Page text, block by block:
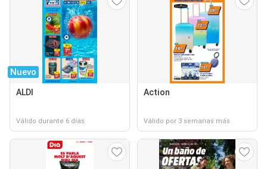
Nuevo
ALDI
Válido durante 6 días
Action
Válido por 3 semanas más